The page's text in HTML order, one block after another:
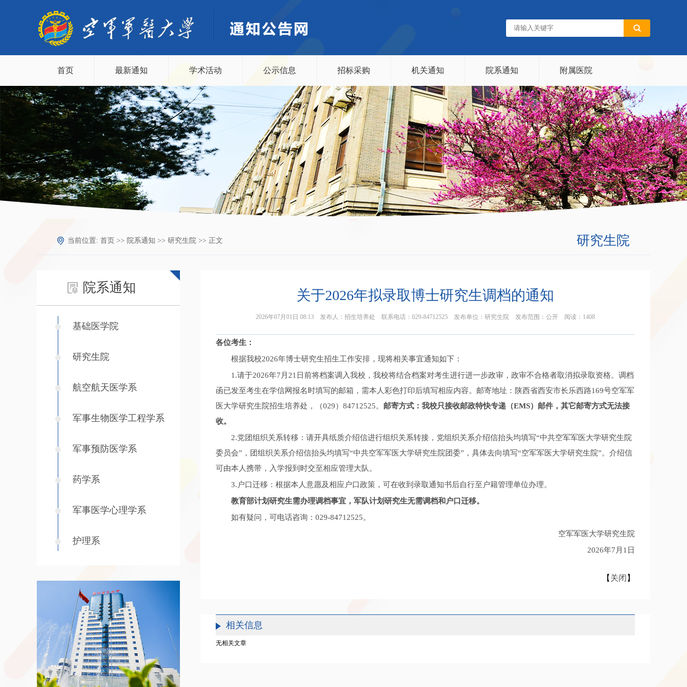
首页 最新通知 学术活动 公示信息 招标采购 机关通知 院系通知 附属医院
当前位置: 首页 >> 院系通知 >> 研究生院 >> 正文 研究生院
院系通知
基础医学院
研究生院
航空航天医学系
军事生物医学工程学系
军事预防医学系
药学系
军事医学心理学系
护理系
关于2026年拟录取博士研究生调档的通知
2026年07月01日 08:13 发布人：招生培养处 联系电话：029-84712525 发布单位：研究生院 发布范围：公开 阅读： 1408
各位考生：
根据我校2026年博士研究生招生工作安排，现将相关事宜通知如下：
1.请于2026年7月21日前将档案调入我校，我校将结合档案对考生进行进一步政审，政审不合格者取消拟录取资格。调档
函已发至考生在学信网报名时填写的邮箱，需本人彩色打印后填写相应内容。邮寄地址：陕西省西安市长乐西路169号空军军
医大学研究生院招生培养处，（029）84712525。 邮寄方式：我校只接收邮政特快专递（EMS）邮件，其它邮寄方式无法接
收。
2.党团组织关系转移：请开具纸质介绍信进行组织关系转接，党组织关系介绍信抬头均填写“中共空军军医大学研究生院
委员会”，团组织关系介绍信抬头均填写“中共空军军医大学研究生院团委”，具体去向填写“空军军医大学研究生院”。介绍信
可由本人携带，入学报到时交至相应管理大队。
3.户口迁移：根据本人意愿及相应户口政策，可在收到录取通知书后自行至户籍管理单位办理。
教育部计划研究生需办理调档事宜，军队计划研究生无需调档和户口迁移。
如有疑问，可电话咨询：029-84712525。
空军军医大学研究生院
2026年7月1日
【 关闭 】
相关信息
无相关文章